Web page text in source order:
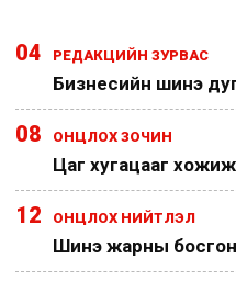
04 РЕДАКЦИЙН ЗУРВАС
Бизнесийн шинэ
08 ОНЦЛОХ ЗОЧИН
Цаг хугацааг хожиж
12 ОНЦЛОХ НИЙТЛЭЛ
Шинэ жарны босгон